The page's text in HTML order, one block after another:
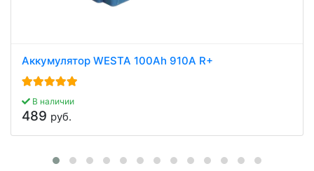
Аккумулятор WESTA 100Ah 910A R+
В наличии
489 руб.